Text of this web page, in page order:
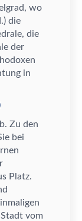
wo
die
die
der
in
Zu den
bei
Platz.
vom